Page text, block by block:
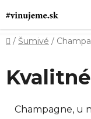
na
obsah
Domov
/ Šumivé /
Champagne, u